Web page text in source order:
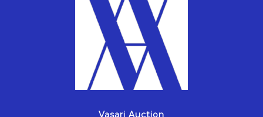
Vasari Auction